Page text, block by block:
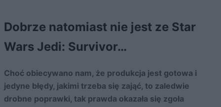
Dobrze natomiast nie jest ze Star
Wars Jedi: Survivor…
Choć obiecywano nam, że produkcja jest gotowa i
jedyne błędy, jakimi trzeba się zająć, to zaledwie
drobne poprawki, tak prawda okazała się zgoła